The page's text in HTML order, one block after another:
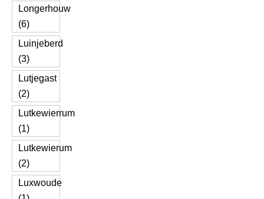
Longerhouw
(6)
Luinjeberd
(3)
Lutjegast
(2)
Lutkewierrum
(1)
Lutkewierum
(2)
Luxwoude